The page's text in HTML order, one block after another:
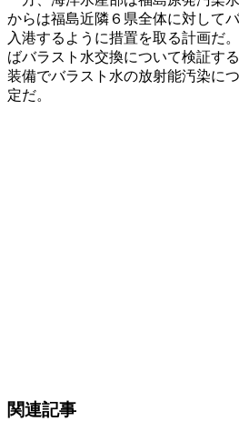
からは福島近隣６県全体に対して
入港するように措置を取る計画だ
ばバラスト水交換について検証す
装備でバラスト水の放射能汚染に
定だ。
関連記事